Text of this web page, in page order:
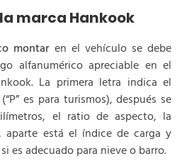
marca Hankook
montaren el vehículo se debe
alfanumérico apreciable en el
La primera letra indica el
es para turismos), después se
el ratio de aspecto, la
aparte está el índice de carga y
es adecuado para nieve o barro.